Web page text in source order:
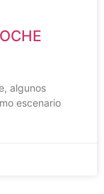
algunos
escenario